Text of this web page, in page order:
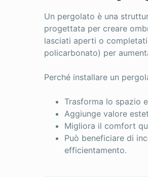
Un pergolato è una
progettata per creare
lasciati aperti o
policarbonato) per
Perché installare un
Trasforma lo spazio
Aggiunge valore
Migliora il comfort
Può beneficiare di
efficientamento.